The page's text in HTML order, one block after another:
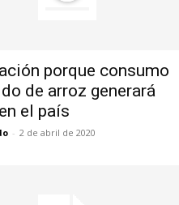
porque consumo
de arroz generará
el país
- 2 de abril de 2020